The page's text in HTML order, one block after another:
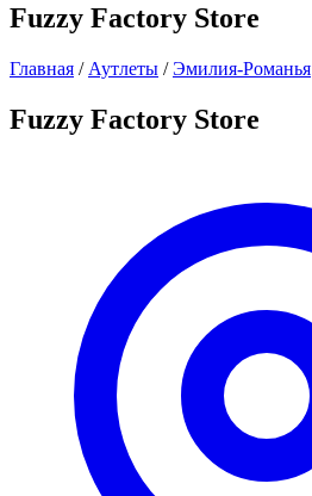
Fuzzy Factory Store
Главная / Аутлеты / Эмилия-Романья
Fuzzy Factory Store